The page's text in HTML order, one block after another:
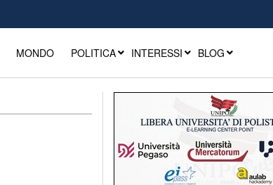
MONDO POLITICA INTERESSI BLOG